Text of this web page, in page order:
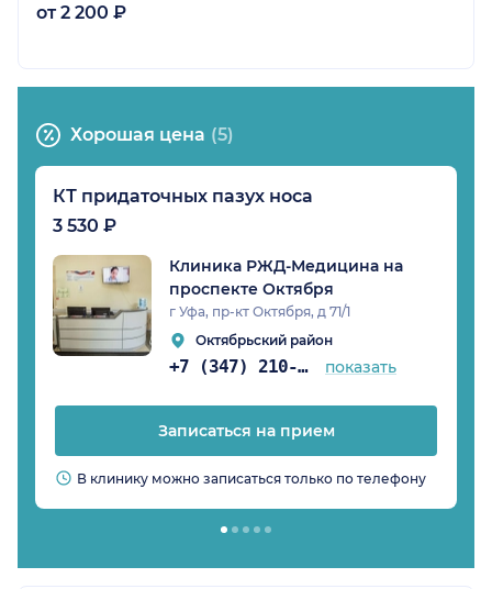
от 2 200 ₽
Хорошая цена (5)
КТ придаточных пазух носа
3 530 ₽
Клиника РЖД-Медицина на
проспекте Октября
г Уфа, пр-кт Октября, д 71/1
Октябрьский район
+7 (347) 210-04-96 показать
Записаться на прием
В клинику можно записаться только по телефону